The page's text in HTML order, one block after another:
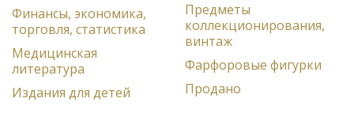
Финансы, экономика,
торговля, статистика
Медицинская
литература
Издания для детей
Предметы
коллекционирования,
винтаж
Фарфоровые фигурки
Продано